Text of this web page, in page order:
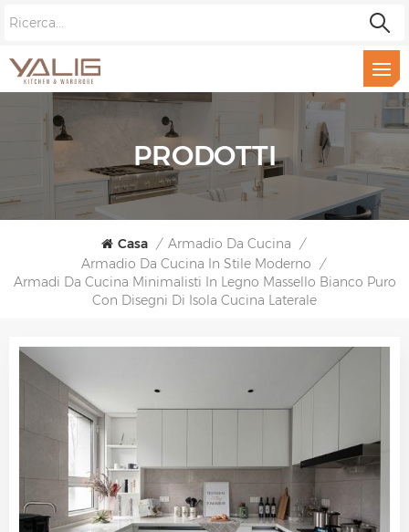
PRODOTTI
Casa / Armadio Da Cucina /
Armadio Da Cucina In Stile Moderno /
Armadi Da Cucina Minimalisti In Legno Massello Bianco Puro
Con Disegni Di Isola Cucina Laterale